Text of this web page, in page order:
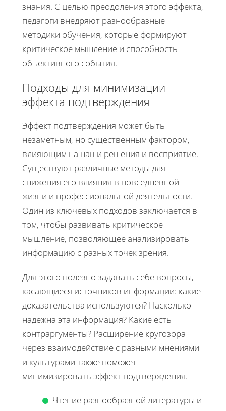
знания. С целью преодоления этого эффекта,
педагоги внедряют разнообразные
методики обучения, которые формируют
критическое мышление и способность
объективного события.
Подходы для минимизации
эффекта подтверждения
Эффект подтверждения может быть
незаметным, но существенным фактором,
влияющим на наши решения и восприятие.
Существуют различные методы для
снижения его влияния в повседневной
жизни и профессиональной деятельности.
Один из ключевых подходов заключается в
том, чтобы развивать критическое
мышление, позволяющее анализировать
информацию с разных точек зрения.
Для этого полезно задавать себе вопросы,
касающиеся источников информации: какие
доказательства используются? Насколько
надежна эта информация? Какие есть
контраргументы? Расширение кругозора
через взаимодействие с разными мнениями
и культурами также поможет
минимизировать эффект подтверждения.
Чтение разнообразной литературы и